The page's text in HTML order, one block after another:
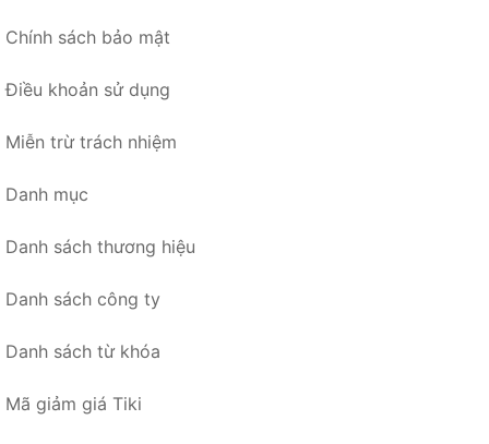
Chính sách bảo mật
Điều khoản sử dụng
Miễn trừ trách nhiệm
Danh mục
Danh sách thương hiệu
Danh sách công ty
Danh sách từ khóa
Mã giảm giá Tiki